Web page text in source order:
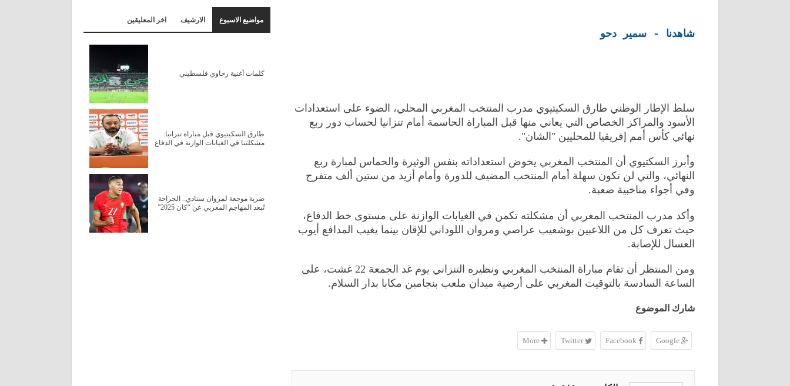
شاهدنا - سمير دحو
سلط الإطار الوطني طارق السكيتيوي مدرب المنتخب المغربي المحلي، الضوء على استعدادات
الأسود والمراكز الخصاص التي يعاني منها قبل المباراة الحاسمة أمام تنزانيا لحساب دور ربع
نهائي كأس أمم إفريقيا للمحليين "الشان".
وأبرز السكتيوي أن المنتخب المغربي يخوض استعداداته بنفس الوثيرة والحماس لمبارة ربع
النهائي، والتي لن تكون سهلة أمام المنتخب المضيف للدورة وأمام أزيد من ستين ألف متفرج
وفي أجواء مناخبية صعبة.
وأكد مدرب المنتخب المغربي أن مشكلته تكمن في الغيابات الوازنة على مستوى خط الدفاع،
حيث تعرف كل من اللاعبين بوشعيب عراصي ومروان اللوداني للإقان بينما يغيب المدافع أيوب
العسال للإصابة.
ومن المنتظر أن تقام مباراة المنتخب المغربي ونظيره التنزاني يوم غد الجمعة 22 غشت، على
الساعة السادسة بالتوقيت المغربي على أرضية ميدان ملعب بنجامبن مكابا بدار السلام.
شارك الموضوع
Twitter
مواضيع الاسبوع الارشيف اخر المعليقين
كلمات أغنية رجاوي فلسطيني
طارق السكيتيوي قبل مباراة تنزانيا:
مشكلتنا في الغيابات الوازنة في الدفاع
ضربة موجعة لمروان سنادي.. الجراحة
تُبعد المهاجم المغربي عن “كان 2025”